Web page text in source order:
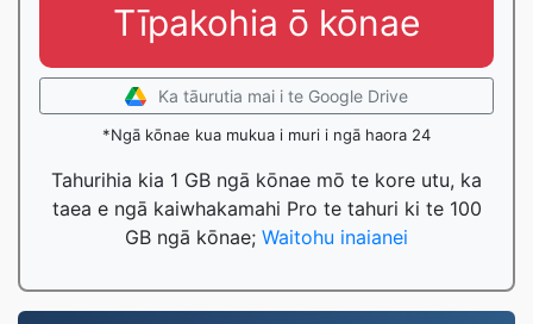
Tīpakohia ō kōnae
Ka tāurutia mai i te Google Drive
*Ngā kōnae kua mukua i muri i ngā haora 24
Tahurihia kia 1 GB ngā kōnae mō te kore utu, ka
taea e ngā kaiwhakamahi Pro te tahuri ki te 100
GB ngā kōnae; Waitohu inaianei